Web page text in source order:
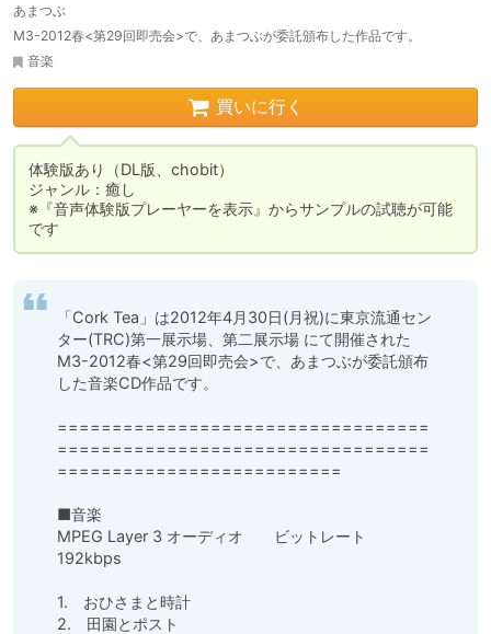
あまつぶ
M3-2012春<第29回即売会>で、あまつぶが委託頒布した作品です。
音楽
買いに行く
体験版あり（DL版、chobit）
ジャンル：癒し
※『音声体験版プレーヤーを表示』からサンプルの試聴が可能
です
「Cork Tea」は2012年4月30日(月祝)に東京流通セン
ター(TRC)第一展示場、第二展示場 にて開催された
M3-2012春<第29回即売会>で、あまつぶが委託頒布
した音楽CD作品です。
==================================
==================================
==========================
■音楽
MPEG Layer 3 オーディオ　　ビットレート
192kbps
1.　おひさまと時計
2.　田園とポスト